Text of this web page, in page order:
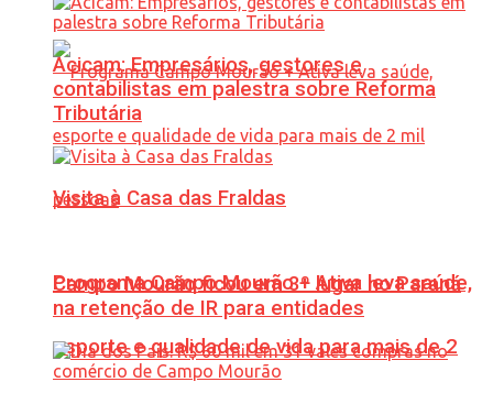
Programa Campo Mourão + Ativa leva saúde,
esporte e qualidade de vida para mais de 2
Acicam: Empresários, gestores e
contabilistas em palestra sobre Reforma
Tributária
Visita à Casa das Fraldas
Campo Mourão ficou em 3º lugar no Paraná
na retenção de IR para entidades